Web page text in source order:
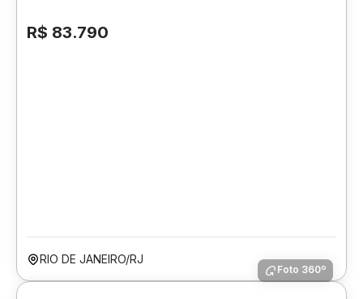
R$ 83.790
RIO DE JANEIRO/RJ
Foto 360º